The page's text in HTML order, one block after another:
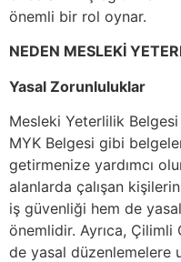
önemli bir rol oynar.
NEDEN MESLEKİ
Yasal Zorunluluklar
Mesleki Yeterlilik
MYK Belgesi gibi
getirmenize yardımcı
alanlarda çalışan
iş güvenliği hem de
önemlidir. Ayrıca, Çilimli
de yasal düzenlemelere